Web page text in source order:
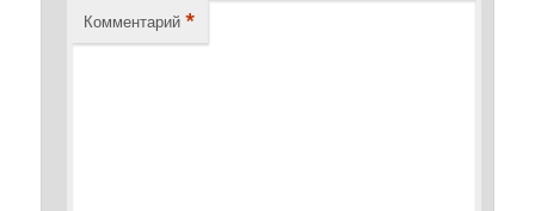
Комментарий *